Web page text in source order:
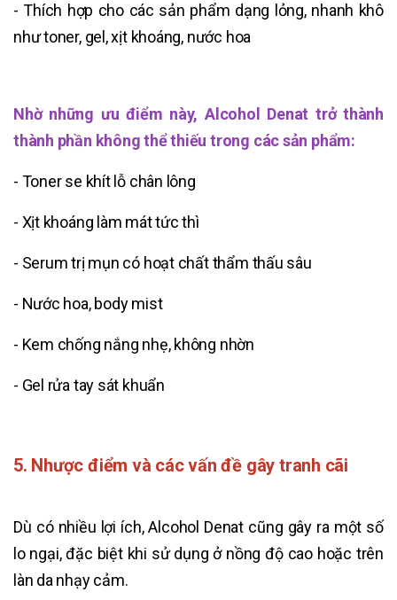
- Thích hợp cho các sản phẩm dạng lỏng, nhanh khô
như toner, gel, xịt khoáng, nước hoa
Nhờ những ưu điểm này, Alcohol Denat trở thành
thành phần không thể thiếu trong các sản phẩm:
- Toner se khít lỗ chân lông
- Xịt khoáng làm mát tức thì
- Serum trị mụn có hoạt chất thẩm thấu sâu
- Nước hoa, body mist
- Kem chống nắng nhẹ, không nhờn
- Gel rửa tay sát khuẩn
5. Nhược điểm và các vấn đề gây tranh cãi
Dù có nhiều lợi ích, Alcohol Denat cũng gây ra một số
lo ngại, đặc biệt khi sử dụng ở nồng độ cao hoặc trên
làn da nhạy cảm.